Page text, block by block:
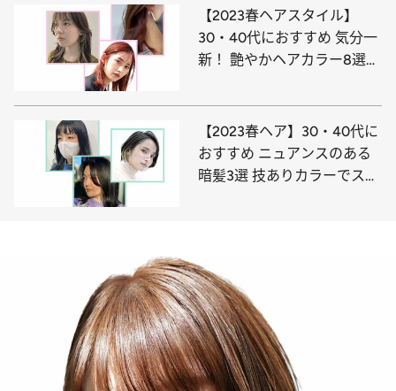
【2023春ヘアスタイル】
30・40代におすすめ 気分一
新！ 艶やかヘアカラー8選
カラー他
【2023春ヘア】30・40代に
おすすめ ニュアンスのある
暗髪3選 技ありカラーでスタ